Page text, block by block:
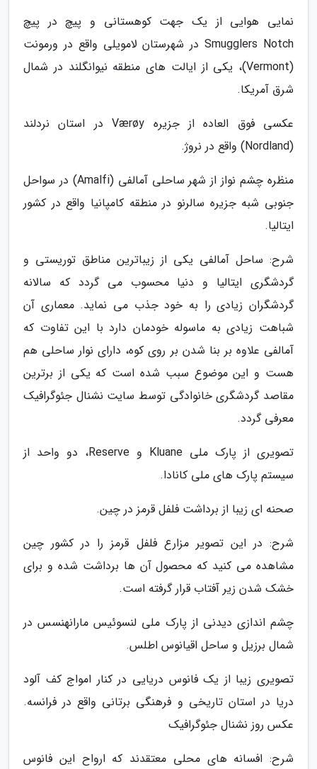
نمایی هوایی از یک جهت کوهستانی و پیچ در پیچ
Smugglers Notch در شهرستان لامویلی واقع در ورمونت
(Vermont)، یکی از ایالت های منطقه نیوانگلند در شمال
شرق آمریکا.
عکسی فوق العاده از جزیره Værøy در استان نردلند
(Nordland) واقع در نروژ.
منظره چشم نواز از شهر ساحلی آمالفی (Amalfi) در سواحل
جنوبی شبه جزیره سالرنو در منطقه کامپانیا واقع در کشور
ایتالیا.
شرح: ساحل آمالفی یکی از زیباترین مناطق توریستی و
گردشگری ایتالیا و دنیا محسوب می گردد که سالانه
گردشگران زیادی را به خود جذب می نماید. معماری آن
شباهت زیادی به ماسوله خودمان دارد با این تفاوت که
آمالفی علاوه بر بنا شدن بر روی کوه، دارای نوار ساحلی هم
هست و این موضوع سبب شده است که یکی از برترین
مقاصد گردشگری خانوادگی توسط سایت نشنال جئوگرافیک
معرفی گردد.
تصویری از پارک ملی Kluane و Reserve، دو واحد از
سیستم پارک های ملی کانادا.
صحنه ای زیبا از برداشت فلفل قرمز در چین.
شرح: در این تصویر مزارع فلفل قرمز را در کشور چین
مشاهده می کنید که محصول آن ها برداشت شده و برای
خشک شدن زیر آفتاب قرار گرفته است.
چشم اندازی دیدنی از پارک ملی لنسوئیس مارانهنسس در
شمال برزیل و ساحل اقیانوس اطلس.
تصویری زیبا از یک فانوس دریایی در کنار امواج کف آلود
دریا در استان تاریخی و فرهنگی برتانی واقع در فرانسه.
عکس روز نشنال جئوگرافیک
شرح: افسانه های محلی معتقدند که ارواح این فانوس